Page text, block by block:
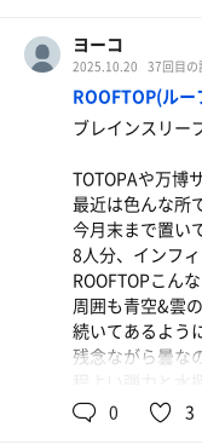
湯(ライムの湯)
呂(真下からのジ
大阪万博でも話
ラブルの湯✨
シャワーヘッド
ヘルスケアパビ
させてもらった
でなく映像や音
でもこれ、何よ
素晴らしい技術
パウダールーム
リファorヤーマ
全てにヘアアイ
宿泊は外出OK
24時熱子さんの
アロマはブラッ
夜中やと思えな
大好きなのは足
らのキャッチ‼️
これ凄い！
どうなってるん
あっという間の
かったよ。
(前回日帰り利用
サンダートル
ど途中から17℃
ヨーコ
2025.10.20 37回目の
ROOFTOP(ルー
ブレインスリー
TOTOPAや万博
最近は色んな所
今月末まで置い
8人分、インフ
ROOFTOPこん
周囲も青空&雲
続いてあるよう
残念ながら曇な
程よい弾力と水
ずっと置いてお
0 3